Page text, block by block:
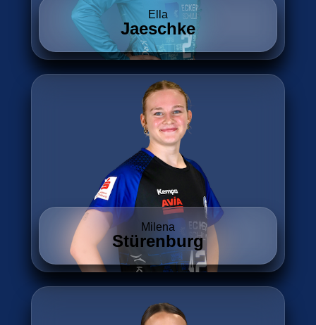
Ella
Jaeschke
Milena
Stürenburg